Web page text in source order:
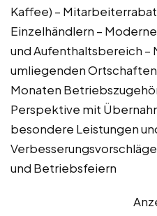
Kaffee) –
Einzelhändlern –
und Aufenthaltsbereich –
umliegenden Ortschaften
Monaten
Perspektive mit
besondere Leistungen
und Betriebsfeiern